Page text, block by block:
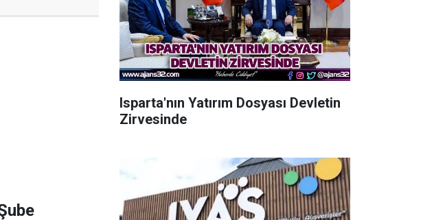
Isparta'nın Yatırım Dosyası Devletin
Zirvesinde